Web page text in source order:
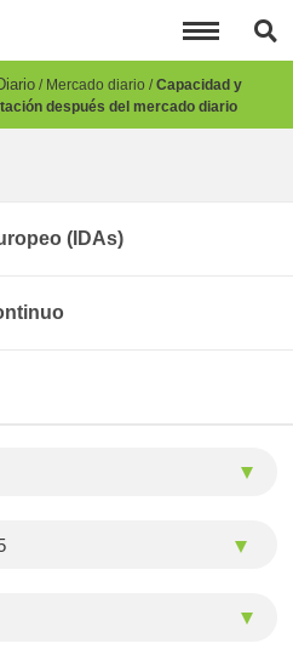
Mercado diario Capacidad y
después del mercado diario
(IDAs)